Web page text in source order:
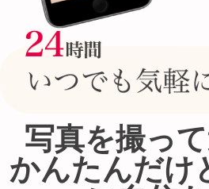
写真を撮っ
かんたんだけ